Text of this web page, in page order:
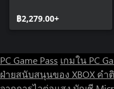
฿2,279.00+
PC Game Pass เกมใน PC
ฝ่ายสนับสนุนของ XBOX คำ